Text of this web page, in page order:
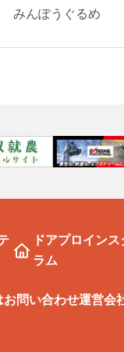
みんぽうぐるめ
ドアプロインス
ラム
お問い合わせ運営会